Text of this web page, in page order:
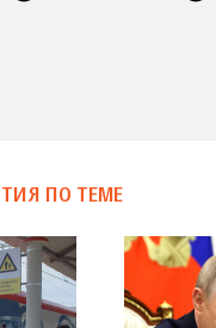
ПО ТЕМЕ